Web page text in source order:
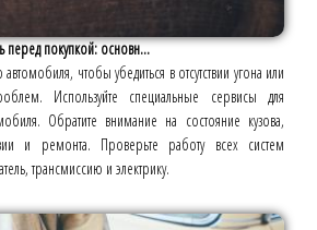
перед покупкой: основн...
чтобы убедиться в отсутствии угона или
Используйте специальные сервисы для
Обратите внимание на состояние кузова,
и ремонта. Проверьте работу всех систем
трансмиссию и электрику.